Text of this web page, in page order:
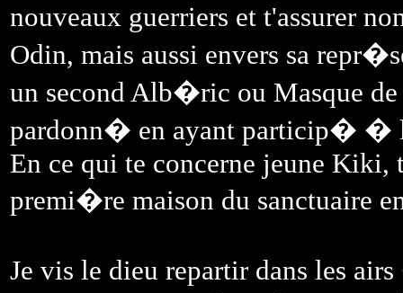
nouveaux guerriers et t'assurer
Odin, mais aussi envers sa
un second Alb�ric ou Masque
pardonn� en ayant particip� �
En ce qui te concerne jeune Kiki,
premi�re maison du sanctuaire
Je vis le dieu repartir dans les